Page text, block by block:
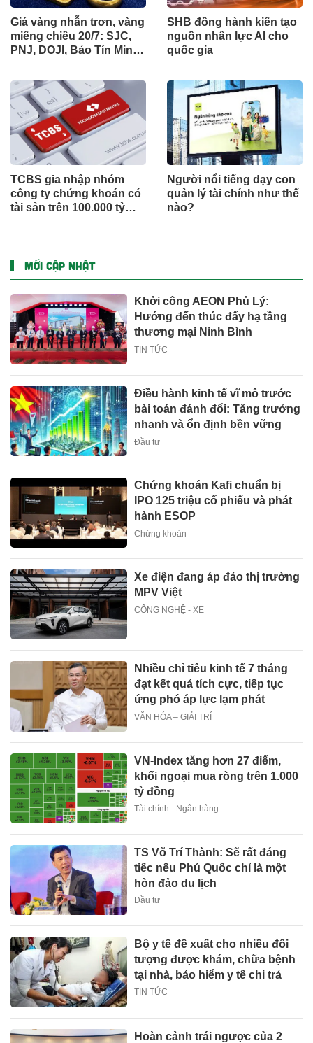
Giá vàng nhẫn trơn, vàng
miếng chiều 20/7: SJC,
PNJ, DOJI, Bảo Tín Minh
Hải tiếp tục giảm
SHB đồng hành kiến tạo
nguồn nhân lực AI cho
quốc gia
TCBS gia nhập nhóm
công ty chứng khoán có
tài sản trên 100.000 tỷ
Người nổi tiếng dạy con
quản lý tài chính như thế
nào?
MỚI CẬP NHẬT
Khởi công AEON Phủ Lý:
Hướng đến thúc đẩy hạ tầng
thương mại Ninh Bình
TIN TỨC
Điều hành kinh tế vĩ mô trước
bài toán đánh đổi: Tăng trưởng
nhanh và ổn định bền vững
Đầu tư
Chứng khoán Kafi chuẩn bị
IPO 125 triệu cổ phiếu và phát
hành ESOP
Chứng khoán
Xe điện đang áp đảo thị trường
MPV Việt
CÔNG NGHỆ - XE
Nhiều chỉ tiêu kinh tế 7 tháng
đạt kết quả tích cực, tiếp tục
ứng phó áp lực lạm phát
VĂN HÓA – GIẢI TRÍ
VN-Index tăng hơn 27 điểm,
khối ngoại mua ròng trên 1.000
tỷ đồng
Tài chính - Ngân hàng
TS Võ Trí Thành: Sẽ rất đáng
tiếc nếu Phú Quốc chỉ là một
hòn đảo du lịch
Đầu tư
Bộ y tế đề xuất cho nhiều đối
tượng được khám, chữa bệnh
tại nhà, bảo hiểm y tế chi trả
TIN TỨC
Hoàn cảnh trái ngược của 2